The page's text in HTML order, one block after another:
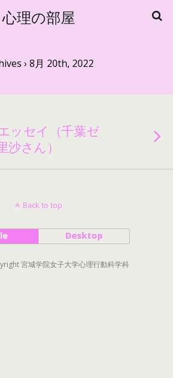
心理の部屋
› 8月 20th, 2022
ッセイ（千葉ゼ
沙さん）
Back to top
Desktop
宮城学院女子大学心理行動科学科